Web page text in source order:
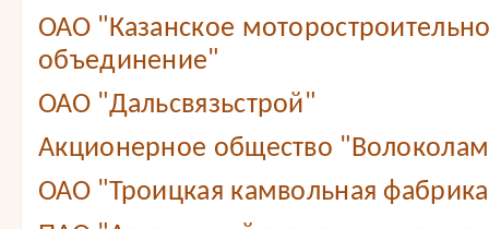
ОАО "Казанское
объединение"
ОАО "Дальсвязьстрой"
Акционерное общество
ОАО "Троицкая камвольная